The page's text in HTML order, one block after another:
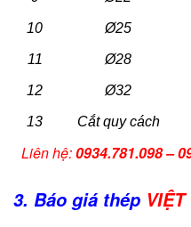
10 Ø25
11 Ø28
12 Ø32
13 Cắt quy cách
Liên hệ:0934.781.098 –
3. Báo giá thép VIỆT